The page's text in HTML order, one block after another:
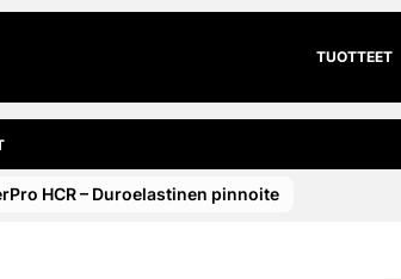
TUOTTEET
HCR – Duroelastinen pinnoite